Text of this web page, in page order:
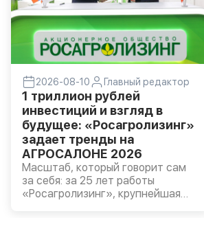
2026-08-10 Главный редактор
1 триллион рублей
инвестиций и взгляд в
будущее: «Росагролизинг»
задает тренды на
АГРОСАЛОНЕ 2026
Масштаб, который говорит сам
за себя: за 25 лет работы
«Росагролизинг», крупнейшая